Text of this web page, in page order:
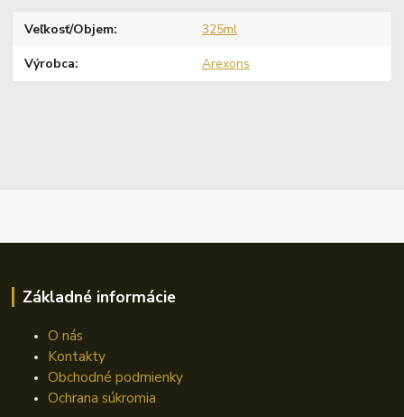
Veľkosť/Objem 325ml
Výrobca Arexons
Základné informácie
O nás
Kontakty
Obchodné podmienky
Ochrana súkromia